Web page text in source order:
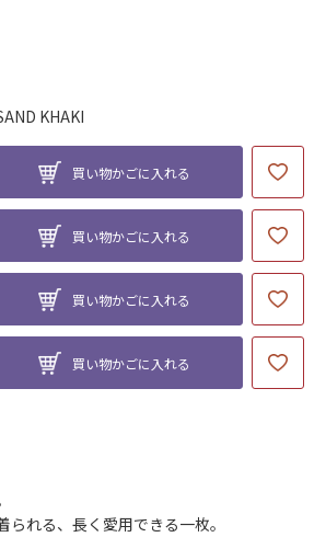
KHAKI
買い物かごに入れる
買い物かごに入れる
買い物かごに入れる
買い物かごに入れる
れる、長く愛用できる一枚。